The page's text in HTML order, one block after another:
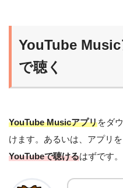
YouTube
で聴く
YouTube Musicアプリをダ
けます。あるいは、アプリ
YouTubeで聴けるはずです。